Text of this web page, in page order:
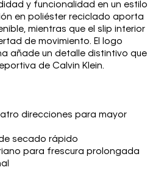
y funcionalidad en un estilo
en poliéster reciclado aporta
mientras que el slip interior
de movimiento. El logo
añade un detalle distintivo que
de Calvin Klein.
direcciones para mayor
secado rápido
para frescura prolongada